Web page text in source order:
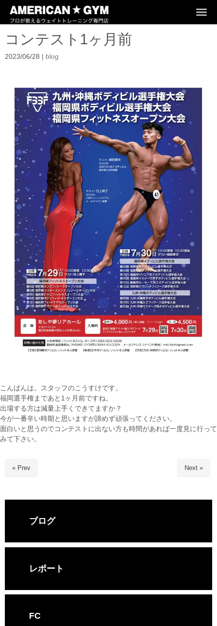
N
コンテスト1ヶ月前
2023/06/28 | blog
こんばんは。スタッフのこうすけです。
福岡選手権まであと1ヶ月前ですね。
出場する方は減量上手くできてますか？
今が一番辛い時期と思いますが諦めず頑張ってください。
面白いと思うのでコンテストに出ない方も時間があれば一度見に行って
みて下さい。
« Prev Next »
ブログ
レポート
FC